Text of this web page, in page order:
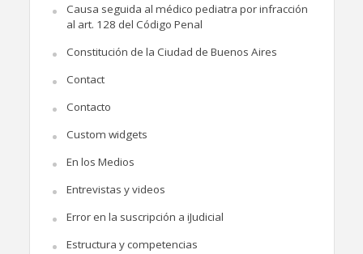
Causa seguida al médico pediatra por infracción
al art. 128 del Código Penal
Constitución de la Ciudad de Buenos Aires
Contact
Contacto
Custom widgets
En los Medios
Entrevistas y videos
Error en la suscripción a iJudicial
Estructura y competencias